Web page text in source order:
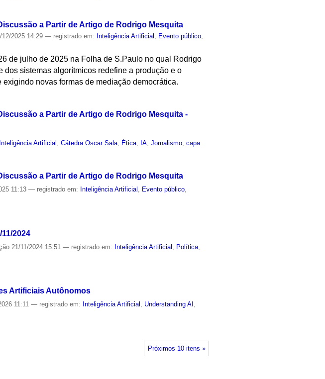
a Partir de Artigo de Rodrigo Mesquita
12/2025 14:29— registrado em: Inteligência Artificial Evento público
de julho de 2025 na Folha de S.Paulo no qual Rodrigo
sistemas algorítmicos redefine a produção e o
novas formas de mediação democrática.
a Partir de Artigo de Rodrigo Mesquita -
Inteligência Artificial ,Cátedra Oscar Sala, Ética, IA,Jornalismo,capa
a Partir de Artigo de Rodrigo Mesquita
11:13— registrado em: Inteligência Artificial Evento público
2024
21/11/2024 15:51— registrado em: Inteligência Artificial Política
Artificiais Autônomos
11:11— registrado em: Inteligência Artificial , Understanding AI ,
Próximos 10 itens »